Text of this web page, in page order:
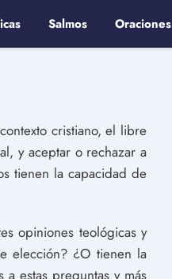
Salmos Oraciones
cristiano, el libre
y aceptar o rechazar a
tienen la capacidad de
opiniones teológicas y
elección? ¿O tienen la
estas preguntas y más